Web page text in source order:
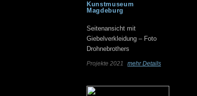
Kunstmuseum
Magdeburg
Seitenansicht mit
Giebelverkleidung – Foto
Drohnebrothers
Projekte 2021 mehr Details